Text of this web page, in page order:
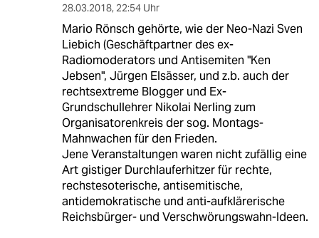
28.03.2018, 22:54 Uhr
Mario Rönsch gehörte, wie der Neo-Nazi Sven
Liebich (Geschäftpartner des ex-
Radiomoderators und Antisemiten "Ken
Jebsen", Jürgen Elsässer, und z.b. auch der
rechtsextreme Blogger und Ex-
Grundschullehrer Nikolai Nerling zum
Organisatorenkreis der sog. Montags-
Mahnwachen für den Frieden.
Jene Veranstaltungen waren nicht zufällig eine
Art gistiger Durchlauferhitzer für rechte,
rechstesoterische, antisemitische,
antidemokratische und anti-aufklärerische
Reichsbürger- und Verschwörungswahn-Ideen.